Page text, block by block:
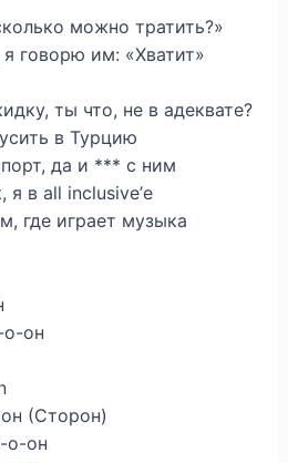
можно тратить?»
говорю им: «Хватит»
ты что, не в адеквате?
в Турцию
да и *** с ним
в all inclusive’е
где играет музыка
о-он
(Сторон)
о-он